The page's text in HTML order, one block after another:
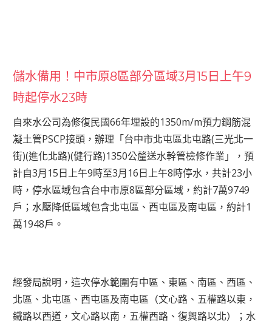
儲水備用！中市原8區部分區域3月15日上午9
時起停水23時
自來水公司為修復民國66年埋設的1350m/m預力鋼筋混
凝土管PSCP接頭，辦理「台中市北屯區北屯路(三光北一
街)(進化北路)(健行路)1350公釐送水幹管檢修作業」，預
計自3月15日上午9時至3月16日上午8時停水，共計23小
時，停水區域包含台中市原8區部分區域，約計7萬9749
戶；水壓降低區域包含北屯區、西屯區及南屯區，約計1
萬1948戶。
經發局說明，這次停水範圍有中區、東區、南區、西區、
北區、北屯區、西屯區及南屯區（文心路、五權路以東，
鐵路以西道，文心路以南，五權西路、復興路以北）；水